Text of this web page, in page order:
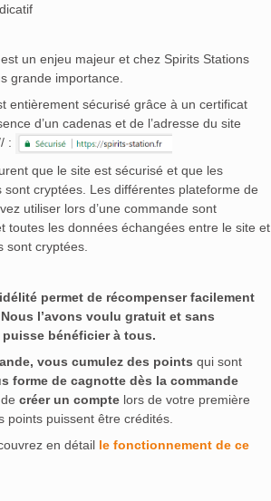
un enjeu majeur et chez Spirits Stations
grande importance.
entièrement sécurisé grâce à un certificat
d’un cadenas et de l’adresse du site
:
que le site est sécurisé et que les
sont cryptées. Les différentes plateforme de
utiliser lors d’une commande sont
toutes les données échangées entre le site et
sont cryptées.
permet de récompenser facilement
l’avons voulu gratuit et sans
bénéficier à tous.
vous cumulez des points qui sont
forme de cagnotte dès la commande
créer un compte lors de votre première
points puissent être crédités.
en détail le fonctionnement de ce